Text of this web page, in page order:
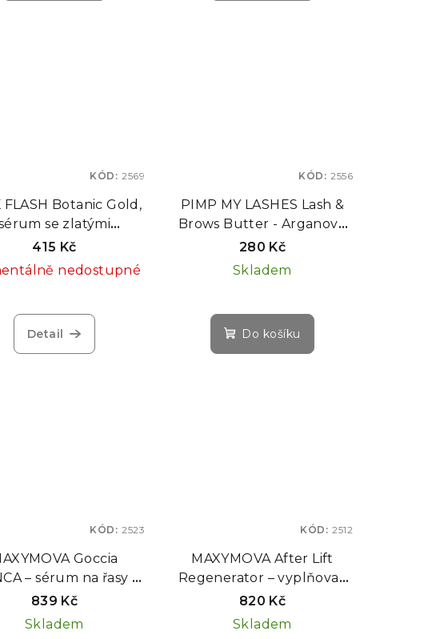
FLASH Botanic Gold,
se zlatými
s kartáčkem
415 Kč
nedostupné
Detail
KÓD: 2569
PIMP MY LASHES Lash &
Brows Butter - Arganové
MÁSLO na řasy a obočí, 10
280 Kč
Skladem
Do košíku
KÓD: 2556
Goccia
– sérum na řasy a
obočí, 15 ml
839 Kč
Skladem
KÓD: 2523
MAXYMOVA After Lift
Regenerator – vyplňovač
řas a obočí, 15 ml
820 Kč
Skladem
KÓD: 2512